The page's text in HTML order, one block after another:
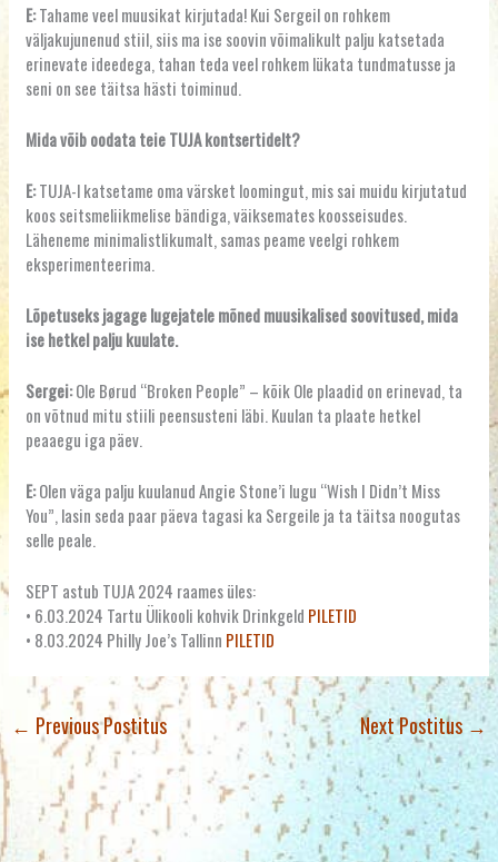
E:Tahame veel muusikat kirjutada! Kui Sergeil on rohkem
väljakujunenud stiil, siis ma ise soovin võimalikult palju katsetada
erinevate ideedega, tahan teda veel rohkem lükata tundmatusse ja
seni on see täitsa hästi toiminud.
Mida võib oodata teie TUJA kontsertidelt?
E:TUJA-l katsetame oma värsket loomingut, mis sai muidu kirjutatud
koos seitsmeliikmelise bändiga, väiksemates koosseisudes.
Läheneme minimalistlikumalt, samas peame veelgi rohkem
eksperimenteerima.
Lõpetuseks jagage lugejatele mõned muusikalised soovitused, mida
ise hetkel palju kuulate.
Sergei:Ole Børud “Broken People” – kõik Ole plaadid on erinevad, ta
on võtnud mitu stiili peensusteni läbi. Kuulan ta plaate hetkel
peaaegu iga päev.
E:Olen väga palju kuulanud Angie Stone’i lugu “Wish I Didn’t Miss
You”, lasin seda paar päeva tagasi ka Sergeile ja ta täitsa noogutas
selle peale.
SEPT astub TUJA 2024 raames üles:
• 6.03.2024 Tartu Ülikooli kohvik Drinkgeld PILETID
• 8.03.2024 Philly Joe’s Tallinn PILETID
← Previous Postitus Next Postitus→